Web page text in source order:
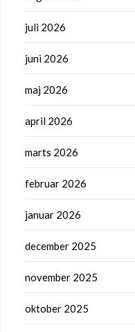
juli 2026
juni 2026
maj 2026
april 2026
marts 2026
februar 2026
januar 2026
december 2025
november 2025
oktober 2025